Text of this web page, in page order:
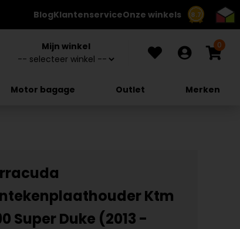
8.7
BlogKlantenserviceOnze winkels
Mijn winkel 0
Motor bagage Outlet Merken
Ktm
Super Duke (2013 -